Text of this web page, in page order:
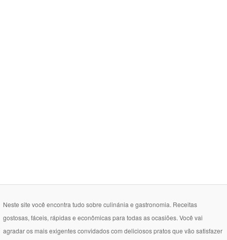
Neste site você encontra tudo sobre culinánia e gastronomia. Receitas
gostosas, fáceis, rápidas e econômicas para todas as ocasiões. Você vai
agradar os mais exigentes convidados com deliciosos pratos que vão satisfazer